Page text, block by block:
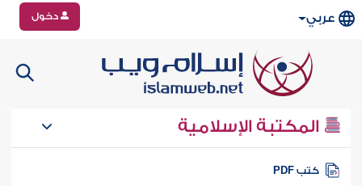
عربي دخول
المكتبة الإسلامية